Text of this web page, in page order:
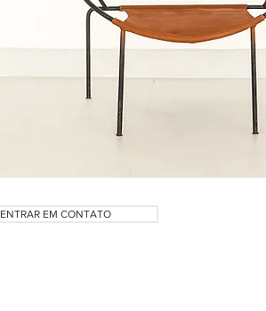
ENTRAR EM CONTATO